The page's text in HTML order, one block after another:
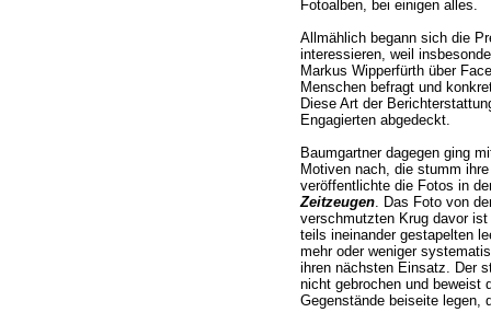
Fotoalben, bei einigen alles.
Allmählich begann sich die
interessieren, weil
Markus Wipperfürth über
Menschen befragt und
Diese Art der
Engagierten abgedeckt.
Baumgartner dagegen ging
Motiven nach, die stumm
veröffentlichte die Fotos in
Zeitzeugen. Das Foto von
verschmutzten Krug davor
teils ineinander gestapelten
mehr oder weniger
ihren nächsten Einsatz. Der
nicht gebrochen und beweist
Gegenstände beiseite legen,